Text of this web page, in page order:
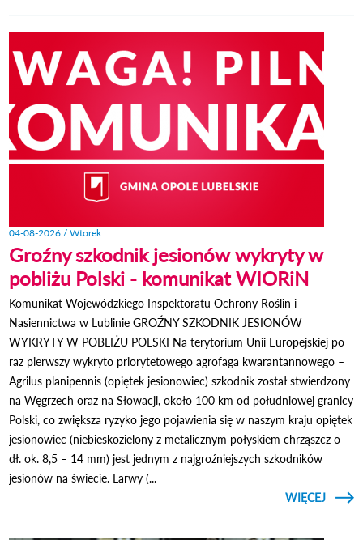
04-08-2026 / Wtorek
Groźny szkodnik jesionów wykryty w
pobliżu Polski - komunikat WIORiN
Komunikat Wojewódzkiego Inspektoratu Ochrony Roślin i
Nasiennictwa w Lublinie GROŹNY SZKODNIK JESIONÓW
WYKRYTY W POBLIŻU POLSKI Na terytorium Unii Europejskiej po
raz pierwszy wykryto priorytetowego agrofaga kwarantannowego –
Agrilus planipennis (opiętek jesionowiec) szkodnik został stwierdzony
na Węgrzech oraz na Słowacji, około 100 km od południowej granicy
Polski, co zwiększa ryzyko jego pojawienia się w naszym kraju opiętek
jesionowiec (niebieskozielony z metalicznym połyskiem chrząszcz o
dł. ok. 8,5 – 14 mm) jest jednym z najgroźniejszych szkodników
jesionów na świecie. Larwy (...
CZYTAJ
WIĘCEJ
O